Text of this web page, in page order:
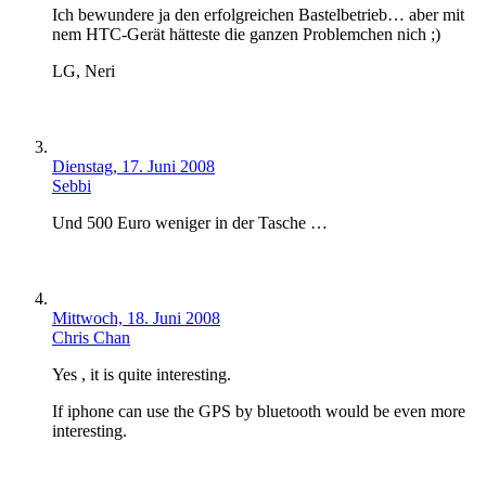
Ich bewundere ja den erfolgreichen Bastelbetrieb… aber mit
nem HTC-Gerät hätteste die ganzen Problemchen nich ;)
LG, Neri
Dienstag, 17. Juni 2008
Sebbi
Und 500 Euro weniger in der Tasche …
Mittwoch, 18. Juni 2008
Chris Chan
Yes , it is quite interesting.
If iphone can use the GPS by bluetooth would be even more
interesting.